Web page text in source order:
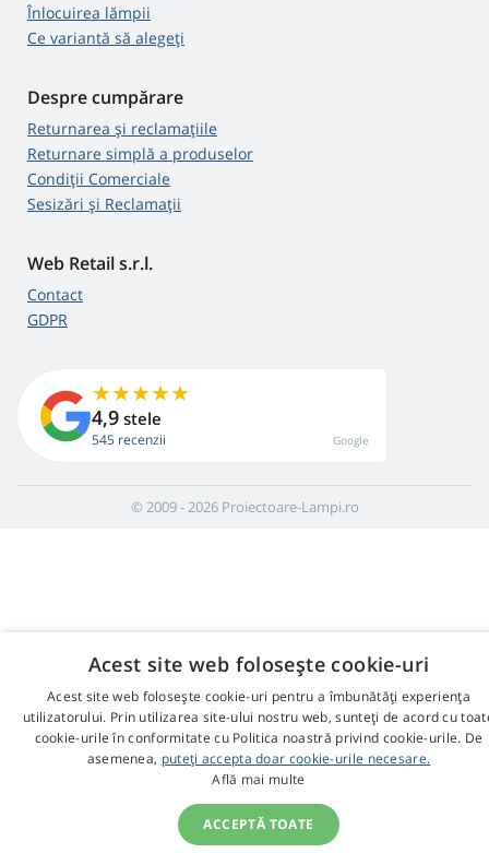
Înlocuirea lămpii
Ce variantă să alegeţi
Despre cumpărare
Returnarea și reclamațiile
Returnare simplă a produselor
Condiții Comerciale
Sesizări și Reclamații
Web Retail s.r.l.
Contact
GDPR
4,9 stele
545 recenzii Google
© 2009 - 2026 Proiectoare-Lampi.ro
Acest site web folosește cookie-uri
Acest site web folosește cookie-uri pentru a îmbunătăți experiența
utilizatorului. Prin utilizarea site-ului nostru web, sunteți de acord cu
cookie-urile în conformitate cu Politica noastră privind cookie-urile. De
asemenea, puteți accepta doar cookie-urile necesare.
Află mai multe
ACCEPTĂ TOATE